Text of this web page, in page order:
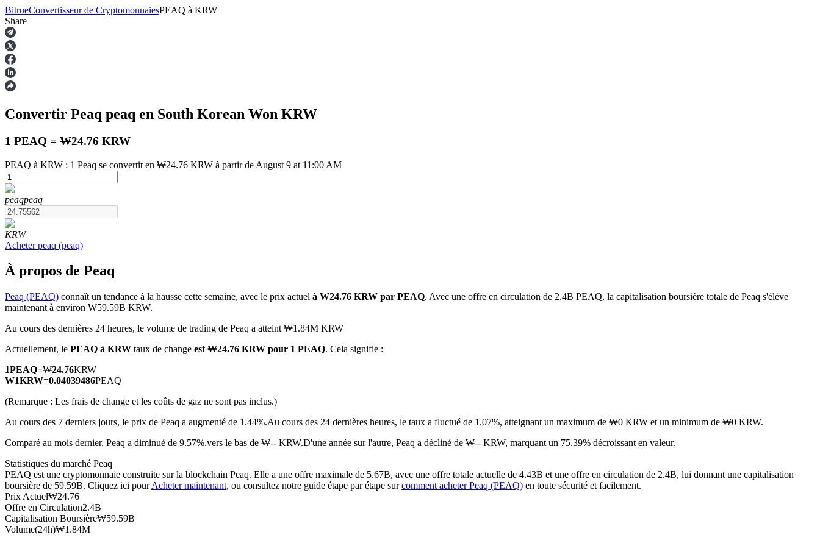
Contrats à terme
Futures USDT
Futures utilisant l'USDT comme garantie
Futures COIN-M
Contrats à terme sur crypto-monnaie
BitrueConvertisseur de CryptomonnaiesPEAQ à KRW
Share
Convertir Peaq peaq en South Korean Won KRW
1 PEAQ = ₩24.76 KRW
PEAQ à KRW : 1 Peaq se convertit en ₩24.76 KRW à partir de August 9 at 11:00 AM
peaqpeaq
KRW
Acheter peaq (peaq)
À propos de Peaq
Peaq (PEAQ) connaît un tendance à la hausse cette semaine, avec le prix actuel à ₩24.76 KRW par PEAQ. Avec une offre en circulation de 2.4B PEAQ, la capitalisation boursière totale de Peaq s'élève
maintenant à environ ₩59.59B KRW.
Au cours des dernières 24 heures, le volume de trading de Peaq a atteint ₩1.84M KRW
Actuellement, le PEAQ à KRW taux de change est ₩24.76 KRW pour 1 PEAQ. Cela signifie :
1PEAQ=₩24.76KRW
₩1KRW=0.04039486PEAQ
(Remarque : Les frais de change et les coûts de gaz ne sont pas inclus.)
Au cours des 7 derniers jours, le prix de Peaq a augmenté de 1.44%.Au cours des 24 dernières heures, le taux a fluctué de 1.07%, atteignant un maximum de ₩0 KRW et un minimum de ₩0 KRW.
Comparé au mois dernier, Peaq a diminué de 9.57%.vers le bas de ₩-- KRW.D'une année sur l'autre, Peaq a décliné de ₩-- KRW, marquant un 75.39% décroissant en valeur.
Statistiques du marché Peaq
PEAQ est une cryptomonnaie construite sur la blockchain Peaq. Elle a une offre maximale de 5.67B, avec une offre totale actuelle de 4.43B et une offre en circulation de 2.4B, lui donnant une capitalisation
boursière de 59.59B. Cliquez ici pourAcheter maintenant, ou consultez notre guide étape par étape surcomment acheter Peaq (PEAQ) en toute sécurité et facilement.
Prix Actuel₩24.76
Offre en Circulation2.4B
Capitalisation Boursière₩59.59B
Volume(24h)₩1.84M